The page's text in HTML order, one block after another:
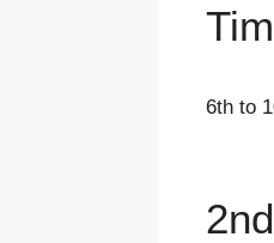
6th to